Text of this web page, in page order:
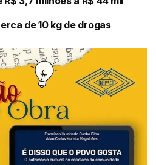
de 10 kg de drogas